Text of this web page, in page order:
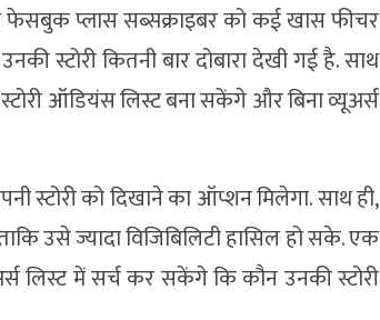
फेसबुक प्लास सब्सक्राइबर को कई खास फीचर
स्टोरी कितनी बार दोबारा देखी गई है. साथ
ऑडियंस लिस्ट बना सकेंगे और बिना व्यूअर्स
स्टोरी को दिखाने का ऑप्शन मिलेगा. साथ ही,
उसे ज्यादा विजिबिलिटी हासिल हो सके. एक
लिस्ट में सर्च कर सकेंगे कि कौन उनकी स्टोरी